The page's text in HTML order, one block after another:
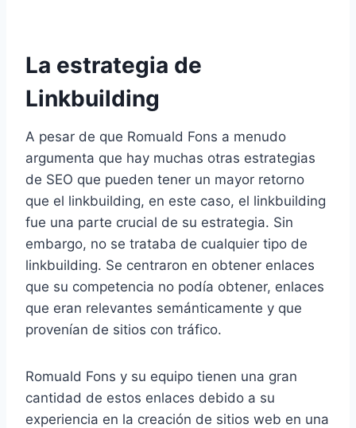
La estrategia de
Linkbuilding
A pesar de que Romuald Fons a menudo
argumenta que hay muchas otras estrategias
de SEO que pueden tener un mayor retorno
que el linkbuilding, en este caso, el linkbuilding
fue una parte crucial de su estrategia. Sin
embargo, no se trataba de cualquier tipo de
linkbuilding. Se centraron en obtener enlaces
que su competencia no podía obtener, enlaces
que eran relevantes semánticamente y que
provenían de sitios con tráfico.
Romuald Fons y su equipo tienen una gran
cantidad de estos enlaces debido a su
experiencia en la creación de sitios web en una